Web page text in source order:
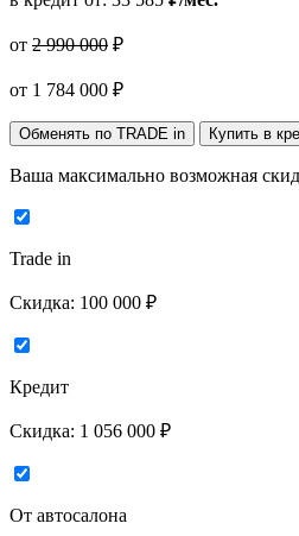
от 2 990 000 ₽
от 1 784 000 ₽
Обменять по TRADE in Купить в
Ваша максимально возможная
Trade in
Скидка: 100 000 ₽
Кредит
Скидка: 1 056 000 ₽
От автосалона